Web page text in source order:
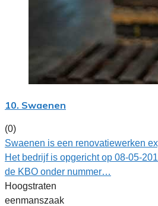
10. Swaenen
(0)
Swaenen is een renovatiewerken
Het bedrijf is opgericht op 08-05-
de KBO onder nummer…
Hoogstraten
eenmanszaak